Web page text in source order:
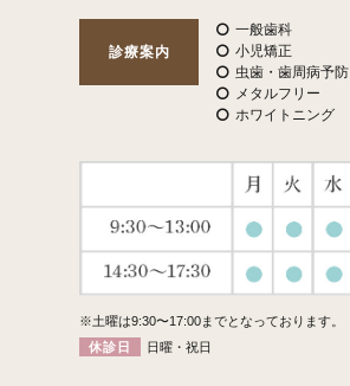
診療案内
一般歯科
小児矯正
虫歯・歯周病予防
メタルフリー
ホワイトニング
※土曜は9:30〜17:00までとなっております。
休診日
日曜・祝日